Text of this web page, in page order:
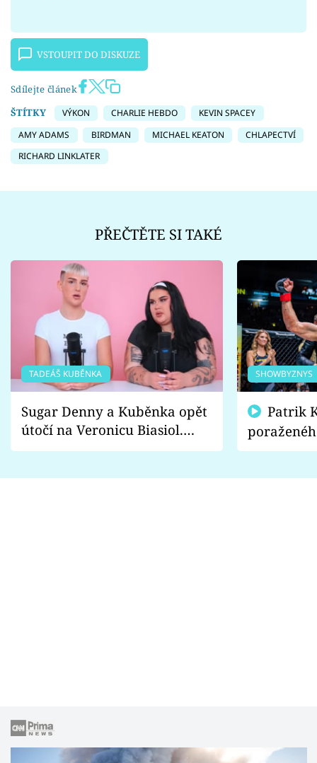
VSTOUPIT DO DISKUZE
Sdílejte článek
ŠTÍTKY
VÝKON CHARLIE HEBDO
KEVIN SPACEY
AMY ADAMS
BIRDMAN MICHAEL KEATON
CHLAPECTVÍ
RICHARD LINKLATER
PŘEČTĚTE SI TAKÉ
TADEÁŠ KUBĚNKA
Sugar Denny a Kuběnka opět
útočí na Veronicu Biasiol.
Proč je podle nich falešná a
SHOWBYZNYS
fanoušci